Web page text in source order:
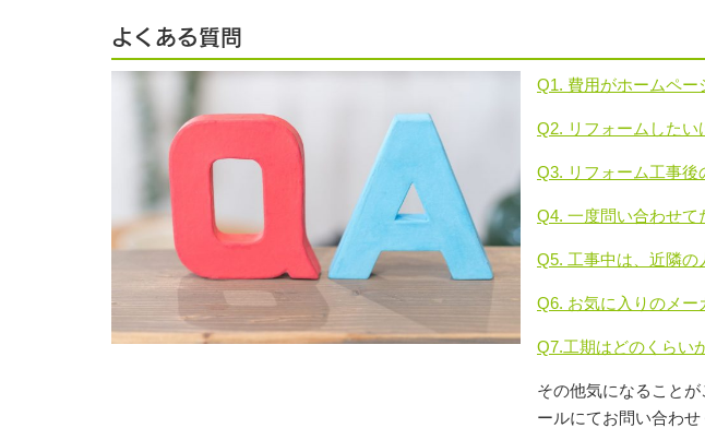
よくある質問
Q1. 費用がホームペー
Q2. リフォームしたい
Q3. リフォーム工事後
Q4. 一度問い合わせ
Q5. 工事中は、近隣の
Q6. お気に入りのメー
Q7.工期はどのくらい
その他気になること
ールにてお問い合わせ